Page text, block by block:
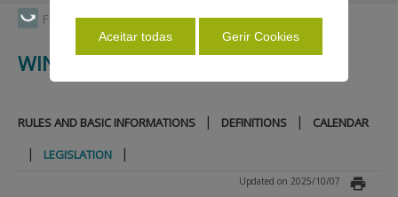
Faça Swipe para ver o menu
HELP/SUPPORT
INFORMATIONS
WINE ROW - PRODUCTION
RULES AND BASIC INFORMATIONS | DEFINITIONS | CALENDAR
| LEGISLATION |
Updated on 2025/10/07
Aceitar todas Gerir Cookies